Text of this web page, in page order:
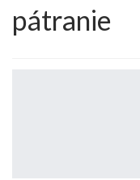
pátranie